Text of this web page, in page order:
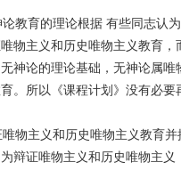
教育的理论根据 有些同志认
物主义和历史唯物主义教育
神论的理论基础，无神论属
。所以《课程计划》没有必
物主义和历史唯物主义教育
辩证唯物主义和历史唯物主